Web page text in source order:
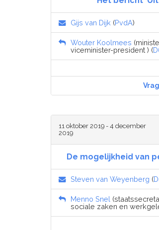
Gijs van Dijk (PvdA)
Wouter Koolmees
viceminister-president ) (
11 oktober 2019 - 4 december
2019
De mogelijkheid van
Steven van Weyenberg (
Menno Snel
sociale zaken en